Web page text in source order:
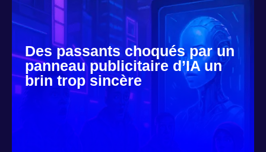
Des passants choqués par un
panneau publicitaire d’IA un
brin trop sincère